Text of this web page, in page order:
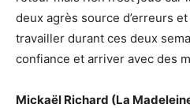
deux agrès source d’erreurs
travailler durant ces deux
confiance et arriver avec des
Mickaël Richard (La